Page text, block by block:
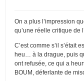
On a plus l’impression
qu’une réelle critique de
C’est comme s’il s’était
heu… à la drague, puis
ont refusée, ce qui a
BOUM, déferlante de